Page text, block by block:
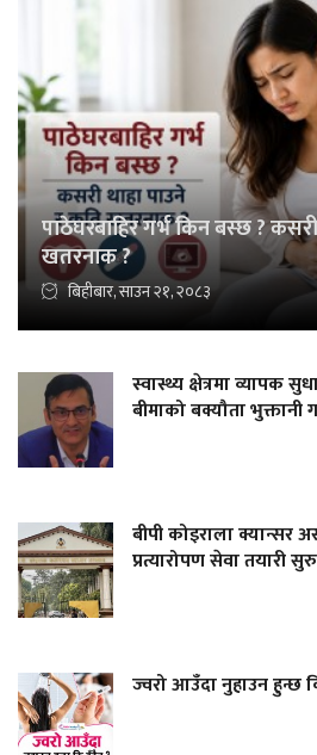
पाठेघरबाहिर गर्भ किन बस्छ ?
खतरनाक ?
बिहीबार, साउन २१, २०८३
स्वास्थ्य क्षेत्रमा व्यापक
बीमाको बक्यौता भुक्तानी
बीपी कोइराला क्यान्सर
प्रत्यारोपण सेवा तयारी सुरु
ज्वरो आउँदा नुहाउन हुन्छ